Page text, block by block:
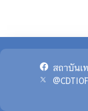
สถาบันเ